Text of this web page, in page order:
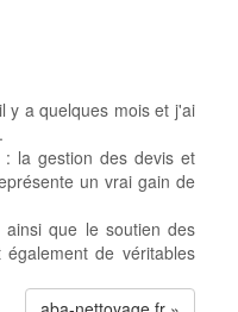
y a quelques mois et j'ai
la gestion des devis et
un vrai gain de
ainsi que le soutien des
de véritables